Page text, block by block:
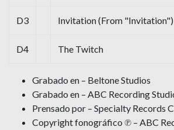
D3 Invitation (From "Invitation")
D4 The Twitch
Grabado en – Beltone Studios
Grabado en – ABC Recording
Prensado por – Specialty Records
Copyright fonográfico ℗ – ABC